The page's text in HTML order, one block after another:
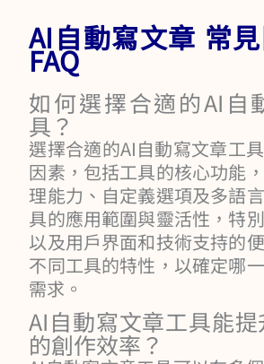
AI自動寫文章 常
FAQ
如何選擇合適的AI自
具？
選擇合適的AI自動寫文章工
因素，包括工具的核心功能
理能力、自定義選項及多語
具的應用範圍與靈活性，特
以及用戶界面和技術支持的
不同工具的特性，以確定哪
需求。
AI自動寫文章工具能
的創作效率？